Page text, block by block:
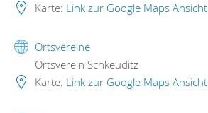
Karte: Link zur Google Maps Ansicht
Ortsvereine
Ortsverein Schkeuditz
Karte: Link zur Google Maps Ansicht